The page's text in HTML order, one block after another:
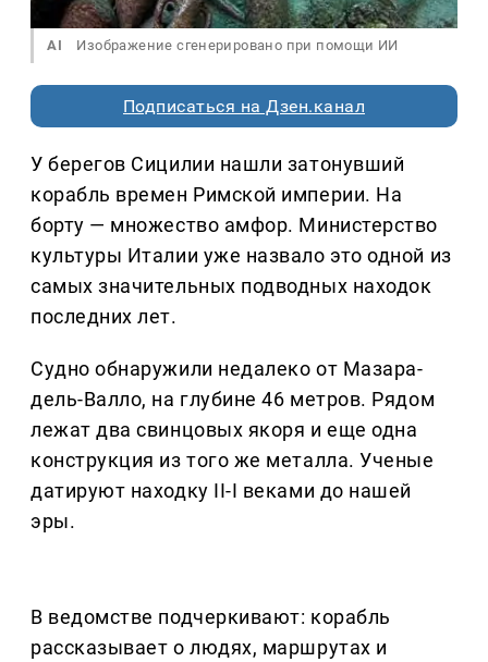
AI Изображение сгенерировано при помощи ИИ
Подписаться на Дзен.канал
У берегов Сицилии нашли затонувший
корабль времен Римской империи. На
борту — множество амфор. Министерство
культуры Италии уже назвало это одной из
самых значительных подводных находок
последних лет.
Судно обнаружили недалеко от Мазара-
дель-Валло, на глубине 46 метров. Рядом
лежат два свинцовых якоря и еще одна
конструкция из того же металла. Ученые
датируют находку II-I веками до нашей
эры.
В ведомстве подчеркивают: корабль
рассказывает о людях, маршрутах и